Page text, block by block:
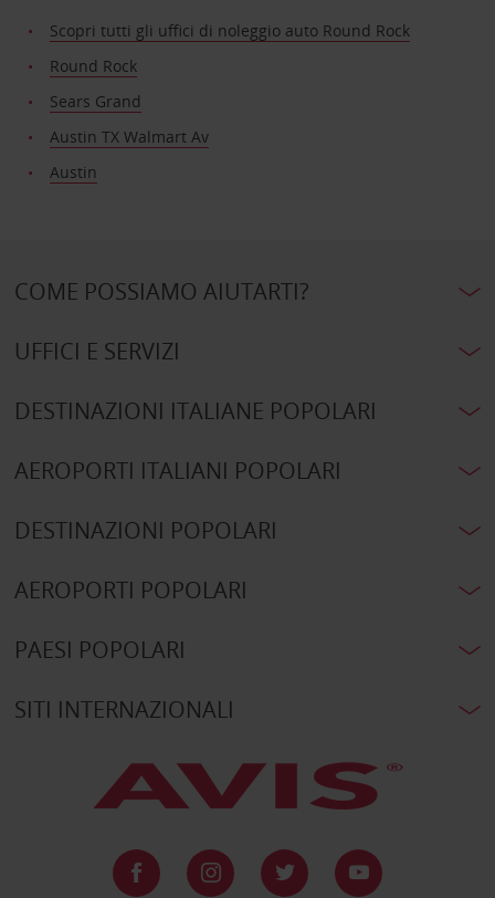
Scopri tutti gli uffici di noleggio auto Round Rock
Round Rock
Sears Grand
Austin TX Walmart Av
Austin
COME POSSIAMO AIUTARTI?
UFFICI E SERVIZI
DESTINAZIONI ITALIANE POPOLARI
AEROPORTI ITALIANI POPOLARI
DESTINAZIONI POPOLARI
AEROPORTI POPOLARI
PAESI POPOLARI
SITI INTERNAZIONALI